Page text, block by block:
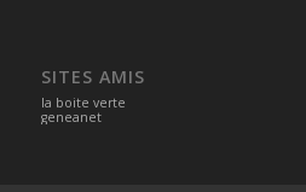
SITES AMIS
la boite verte
geneanet